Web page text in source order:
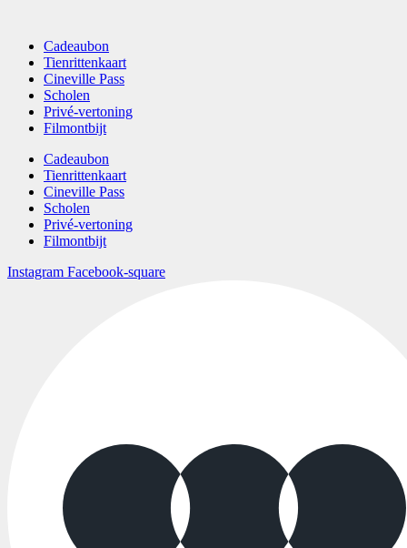
Cadeaubon
Tienrittenkaart
Cineville Pass
Scholen
Privé-vertoning
Filmontbijt
Cadeaubon
Tienrittenkaart
Cineville Pass
Scholen
Privé-vertoning
Filmontbijt
Instagram Facebook-square